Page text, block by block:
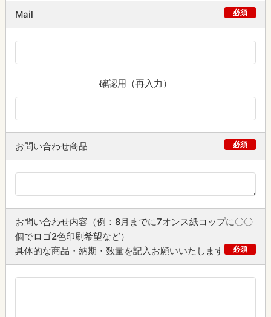
Mail 必須
確認用（再入力）
お問い合わせ商品 必須
お問い合わせ内容（例：8月までに7オンス紙コップに〇〇
個でロゴ2色印刷希望など）
具体的な商品・納期・数量を記入お願いいたします
必須